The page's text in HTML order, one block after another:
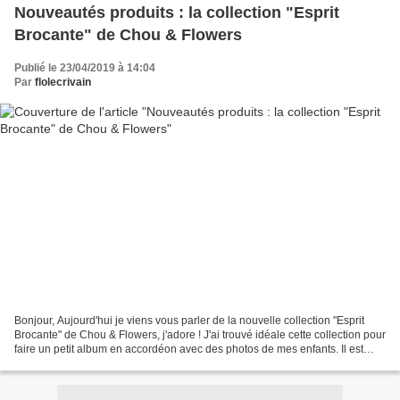
Nouveautés produits : la collection "Esprit
Brocante" de Chou & Flowers
Publié le 23/04/2019 à 14:04
Par flolecrivain
Bonjour, Aujourd'hui je viens vous parler de la nouvelle collection "Esprit
Brocante" de Chou & Flowers, j'adore ! J'ai trouvé idéale cette collection pour
faire un petit album en accordéon avec des photos de mes enfants. Il est